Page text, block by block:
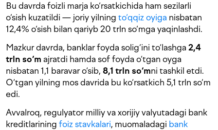
Bu davrda foizli marja ko‘rsatkichida ham sezilarli
o‘sish kuzatildi — joriy yilning to‘qqiz oyiga nisbatan
12,4% o‘sish bilan qariyb 20 trln so‘mga yaqinlashdi.
Mazkur davrda, banklar foyda solig‘ini to‘lashga 2,4
trln so‘m ajratdi hamda sof foyda o‘tgan oyga
nisbatan 1,1 baravar o‘sib, 8,1 trln so‘mni tashkil etdi.
O‘tgan yilning mos davrida bu ko‘rsatkich 5,1 trln so‘m
edi.
Avvalroq, regulyator milliy va xorijiy valyutadagi bank
kreditlarining foiz stavkalari, muomaladagi bank